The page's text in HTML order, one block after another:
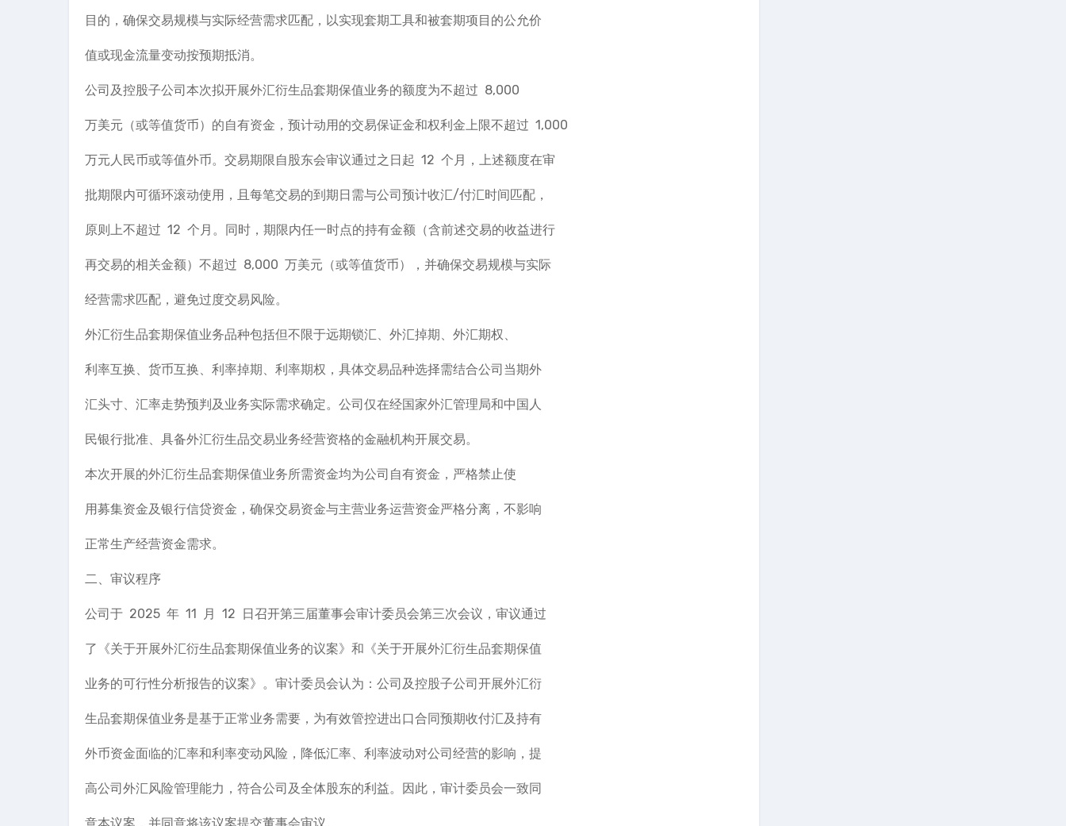
目的，确保交易规模与实际经营需求匹配，以实现套期工具和被套期项目的公允价
值或现金流量变动按预期抵消。
公司及控股子公司本次拟开展外汇衍生品套期保值业务的额度为不超过 8,000
万美元（或等值货币）的自有资金，预计动用的交易保证金和权利金上限不超过 1,000
万元人民币或等值外币。交易期限自股东会审议通过之日起 12 个月，上述额度在审
批期限内可循环滚动使用，且每笔交易的到期日需与公司预计收汇/付汇时间匹配，
原则上不超过 12 个月。同时，期限内任一时点的持有金额（含前述交易的收益进行
再交易的相关金额）不超过 8,000 万美元（或等值货币），并确保交易规模与实际
经营需求匹配，避免过度交易风险。
外汇衍生品套期保值业务品种包括但不限于远期锁汇、外汇掉期、外汇期权、
利率互换、货币互换、利率掉期、利率期权，具体交易品种选择需结合公司当期外
汇头寸、汇率走势预判及业务实际需求确定。公司仅在经国家外汇管理局和中国人
民银行批准、具备外汇衍生品交易业务经营资格的金融机构开展交易。
本次开展的外汇衍生品套期保值业务所需资金均为公司自有资金，严格禁止使
用募集资金及银行信贷资金，确保交易资金与主营业务运营资金严格分离，不影响
正常生产经营资金需求。
二、审议程序
公司于 2025 年 11 月 12 日召开第三届董事会审计委员会第三次会议，审议通过
了《关于开展外汇衍生品套期保值业务的议案》和《关于开展外汇衍生品套期保值
业务的可行性分析报告的议案》。审计委员会认为：公司及控股子公司开展外汇衍
生品套期保值业务是基于正常业务需要，为有效管控进出口合同预期收付汇及持有
外币资金面临的汇率和利率变动风险，降低汇率、利率波动对公司经营的影响，提
高公司外汇风险管理能力，符合公司及全体股东的利益。因此，审计委员会一致同